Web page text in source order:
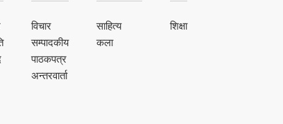
विचार
सम्पादकीय
पाठकपत्र
अन्तरवार्ता
साहित्य
कला
शिक्षा